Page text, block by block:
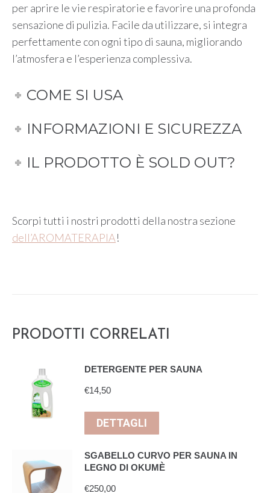
per aprire le vie respiratorie e favorire una profonda
sensazione di pulizia. Facile da utilizzare, si integra
perfettamente con ogni tipo di sauna, migliorando
l’atmosfera e l’esperienza complessiva.
COME SI USA
INFORMAZIONI E SICUREZZA
IL PRODOTTO È SOLD OUT?
Scorpi tutti i nostri prodotti della nostra sezione
dell’AROMATERAPIA!
PRODOTTI CORRELATI
DETERGENTE PER SAUNA
€14,50
DETTAGLI
SGABELLO CURVO PER SAUNA IN
LEGNO DI OKUMÈ
€250,00